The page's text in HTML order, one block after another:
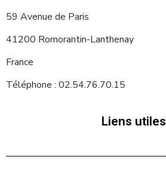
59 Avenue de Paris
41200 Romorantin-Lanthenay
France
Téléphone : 02.54.76.70.15
Liens utiles